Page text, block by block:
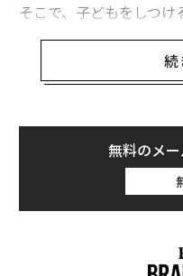
そこで、子どもをしつ
ち、将来に重大な悪影
続
無料のメ